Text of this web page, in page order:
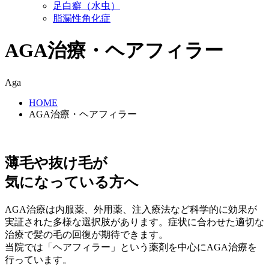
足白癬（水虫）
脂漏性角化症
AGA治療・ヘアフィラー
Aga
HOME
AGA治療・ヘアフィラー
薄毛や抜け毛が
気になっている方へ
AGA治療は内服薬、外用薬、注入療法など科学的に効果が
実証された多様な選択肢があります。症状に合わせた適切な
治療で髪の毛の回復が期待できます。
当院では「ヘアフィラー」という薬剤を中心にAGA治療を
行っています。